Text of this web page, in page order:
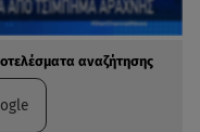
αναζήτησης